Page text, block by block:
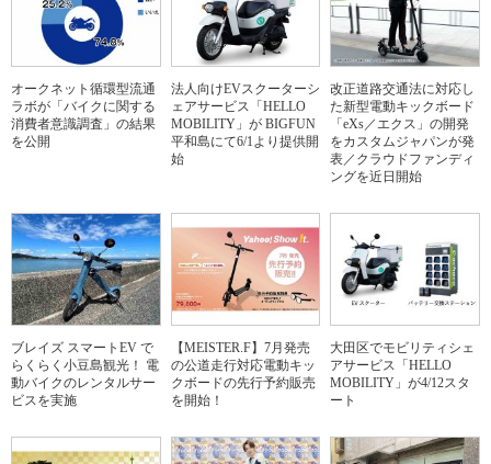
オークネット循環型流通
ラボが「バイクに関する
消費者意識調査」の結果
を公開
法人向けEVスクーターシ
ェアサービス「HELLO
MOBILITY」が BIGFUN
平和島にて6/1より提供開
始
改正道路交通法に対応し
た新型電動キックボード
「eXs／エクス」の開発
をカスタムジャパンが発
表／クラウドファンディ
ングを近日開始
ブレイズ スマートEV で
らくらく小豆島観光！ 電
動バイクのレンタルサー
ビスを実施
【MEISTER.F】7月発売
の公道走行対応電動キッ
クボードの先行予約販売
を開始！
大田区でモビリティシェ
アサービス「HELLO
MOBILITY」が4/12スタ
ート